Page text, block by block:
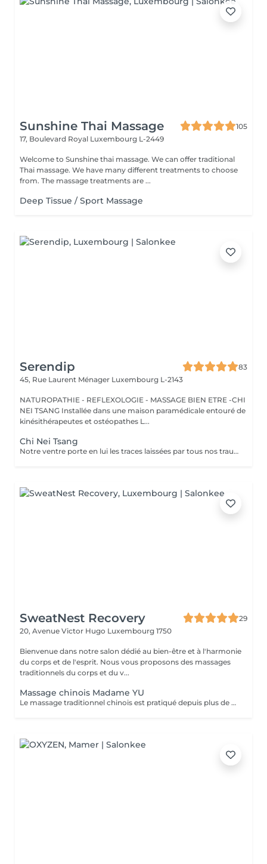
Sunshine Thai Massage
105
17, Boulevard Royal Luxembourg L-2449
Welcome to Sunshine thai massage. We can offer traditional
Thai massage. We have many different treatments to choose
from. The massage treatments are ...
Deep Tissue / Sport Massage
Serendip
83
45, Rue Laurent Ménager Luxembourg L-2143
NATUROPATHIE - REFLEXOLOGIE - MASSAGE BIEN ETRE -CHI
NEI TSANG Installée dans une maison paramédicale entouré de
kinésithérapeutes et ostéopathes L...
Chi Nei Tsang
Notre ventre porte en lui les traces laissées par tous nos traumatismes et nos secrets les plus intimes. Le Chi Nei Tsang, branche du Qi Gong, consiste justement à masser en profondeur l'abdomen pour y libérer les énergies négatives." L'objectif de ce massage ? Libérer les blocages énergétiques, réduire les tensions et favoriser la circulation de l'énergie vitale, ou "chi", dans le corps. En médecine traditionnelle chinoise, le ventre est vu comme l'organe du pur et de l'impur, ce qui peut créer des blocages énergétiques. Cette méthode permet d'améliorer le bien-être général de notre corps et de notre esprit par la stimulation de points d'énergie. En plus d'agir sur les émotions, le massage peut également aider à détendre les muscles et à soulager les troubles digestifs comme les ballonnements, la constipation, les douleurs abdominales, Ne convient pas aux femme enceintes
SweatNest Recovery
29
20, Avenue Victor Hugo Luxembourg 1750
Bienvenue dans notre salon dédié au bien-être et à l'harmonie
du corps et de l'esprit. Nous vous proposons des massages
traditionnels du corps et du v...
Massage chinois Madame YU
Le massage traditionnel chinois est pratiqué depuis plus de 2 000 ans. Cette pratique ancestrale vise à libérer la circulation de l'énergie dans le corps. Différentes techniques permettent de rétablir une bonne santé, notamment le pétrissage, le roulement et la pression profonde appliquée sur des points précis. Le massage chinois contribue également au bien-être général grâce à des tapotements et des pressions le long des méridiens et des points d'acupuncture. Le massage chinois se pratique généralement à travers les vêtements ou un tissu, et nécessite le port de vêtements amples, souples et légers. Il est donc recommandé de porter une tenue confortable et ample (y compris les sous-vêtements). Le travail vise à aider chacun à atteindre un équilibre et un bien-être optimal. Chaque personne étant unique, la praticienne adapte ses techniques de massage aux besoins spécifiques de chacun. Le massage chinois: - débloque les méridiens et améliorer la circulation sanguine - harmonise les fonctions organiques - soulage les tensions musculaires - renforce le système immunitaire - lubrifie les articulations - détend le corps et l'esprit.